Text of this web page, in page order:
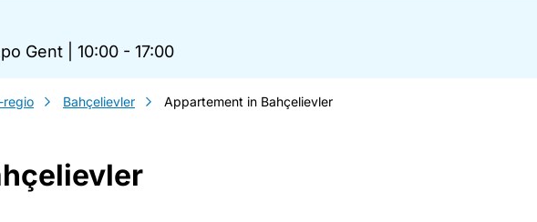
Gent 10:00 - 17:00
regio Bahçelievler Appartement in Bahçelievler